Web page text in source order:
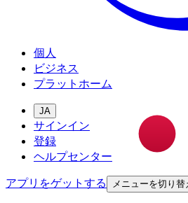
個人
ビジネス
プラットホーム
JA
サインイン
登録
ヘルプセンター
アプリをゲットする
メニューを切り替